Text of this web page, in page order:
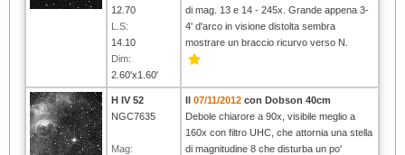
12.70
L.S:
14.10
Dim:
2.60'x1.60'
di mag. 13 e 14 - 245x. Grande appena 3-
4' d'arco in visione distolta sembra
mostrare un braccio ricurvo verso N.
H IV 52
NGC7635
Mag:
Il07/11/2012 con Dobson 40cm
Debole chiarore a 90x, visibile meglio a
160x con filtro UHC, che attornia una stella
di magnitudine 8 che disturba un po'